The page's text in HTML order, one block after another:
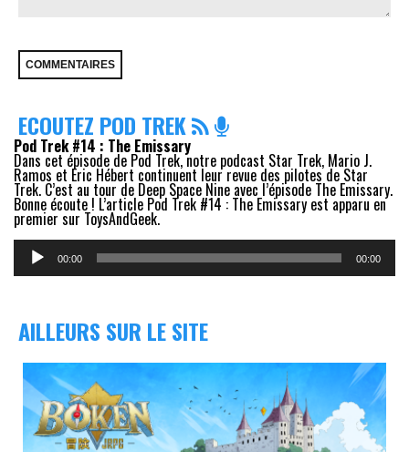
ECOUTEZ POD TREK
Pod Trek #14 : The Emissary
Dans cet épisode de Pod Trek, notre podcast Star Trek, Mario J.
Ramos et Eric Hébert continuent leur revue des pilotes de Star
Trek. C’est au tour de Deep Space Nine avec l’épisode The Emissary.
Bonne écoute ! L’article Pod Trek #14 : The Emissary est apparu en
premier sur ToysAndGeek.
Lecteur
audio 00:00 00:00
AILLEURS SUR LE SITE